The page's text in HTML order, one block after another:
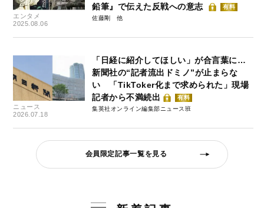
エンタメ
2025.08.06
鉛筆』で伝えた反戦への意志
有料
佐藤剛
ニュース
2026.07.18
「日経に紹介してほしい」が合言葉に…
新聞社の“記者流出ドミノ”が止まらな
い 「TikToker化まで求められた」現場
記者から不満続出
有料
集英社オンライン編集部ニュース班
会員限定記事一覧を見る